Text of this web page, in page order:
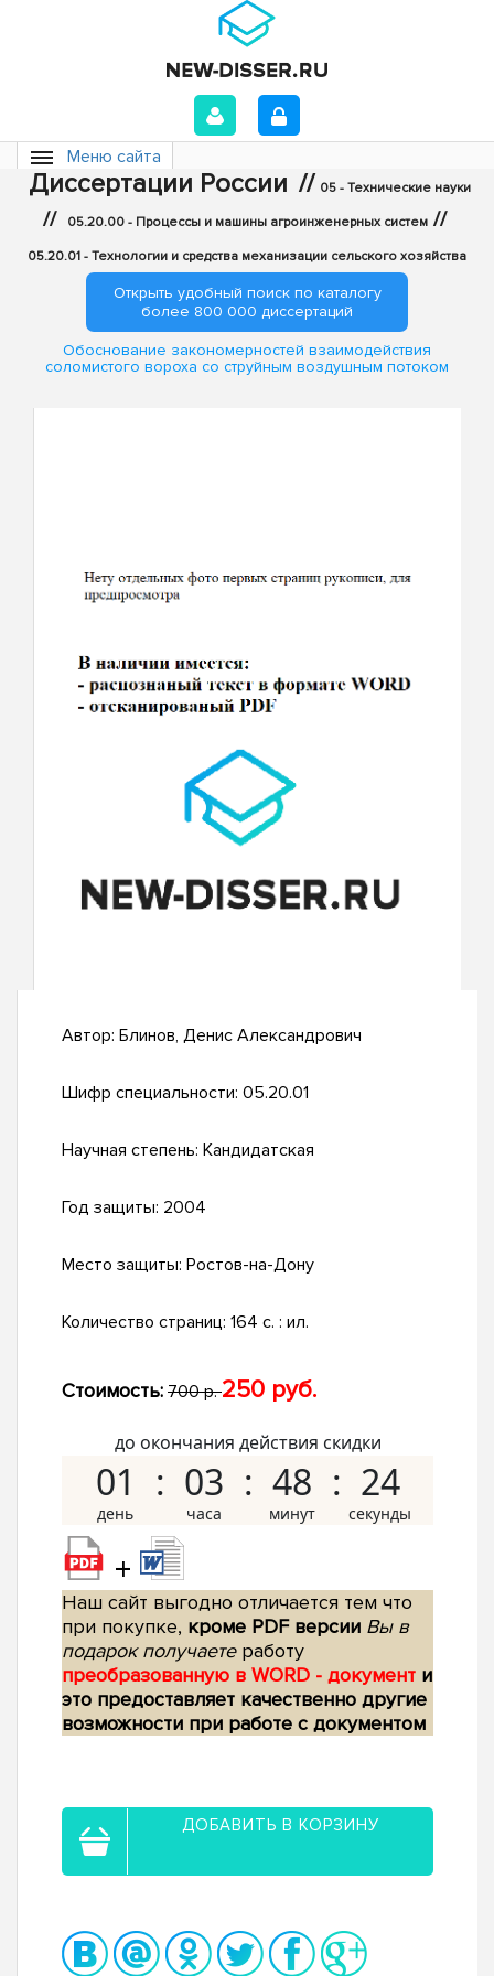
Меню сайта
Диссертации России // 05 - Технические науки
// 05.20.00 - Процессы и машины агроинженерных систем //
05.20.01 - Технологии и средства механизации сельского хозяйства
Открыть удобный поиск по каталогу
более 800 000 диссертаций
Обоснование закономерностей взаимодействия
соломистого вороха со струйным воздушным потоком
Автор: Блинов, Денис Александрович
Шифр специальности: 05.20.01
Научная степень: Кандидатская
Год защиты: 2004
Место защиты: Ростов-на-Дону
Количество страниц: 164 с. : ил.
Стоимость: 700 р.250 руб.
до окончания действия скидки
01 03 48 23
+
Наш сайт выгодно отличается тем что
при покупке, кроме PDF версии Вы в
подарок получаетеработу
преобразованную в WORD - документ и
это предоставляет качественно другие
возможности при работе с документом
ДОБАВИТЬ В КОРЗИНУ